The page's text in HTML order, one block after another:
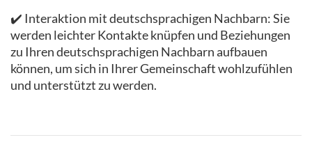
✔️ Interaktion mit deutschsprachigen Nachbarn: Sie
werden leichter Kontakte knüpfen und Beziehungen
zu Ihren deutschsprachigen Nachbarn aufbauen
können, um sich in Ihrer Gemeinschaft wohlzufühlen
und unterstützt zu werden.